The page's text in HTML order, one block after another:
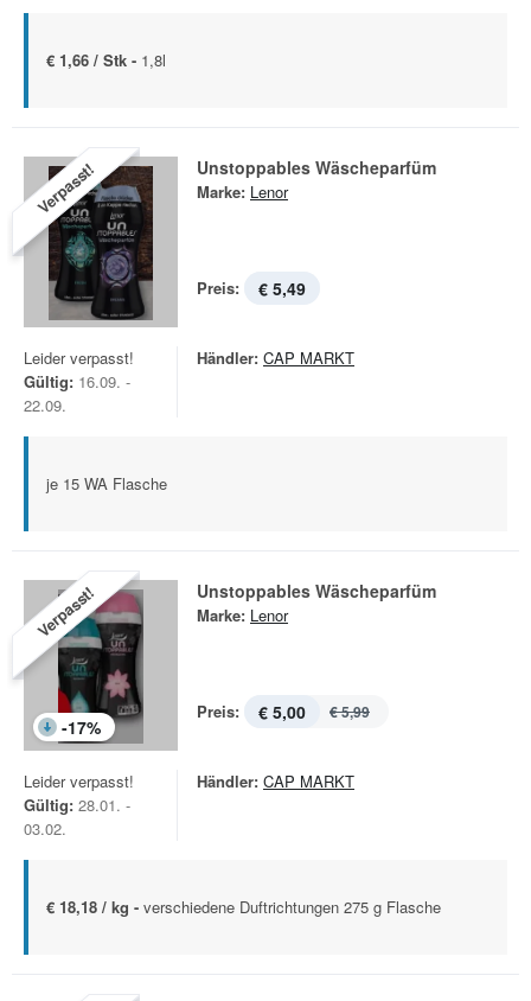
€ 1,66 / Stk - 1,8l
Verpasst! Unstoppables Wäscheparfüm
Marke: Lenor
Preis: € 5,49
Leider verpasst!
Gültig: 16.09. -
22.09.
Händler: CAP MARKT
je 15 WA Flasche
Verpasst!
-17%
Unstoppables Wäscheparfüm
Marke: Lenor
Preis: € 5,00 € 5,99
Leider verpasst!
Gültig: 28.01. -
03.02.
Händler: CAP MARKT
€ 18,18 / kg - verschiedene Duftrichtungen 275 g Flasche